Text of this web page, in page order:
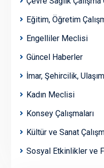
Eğitim, Öğretim
Engelliler Meclisi
Güncel Haberler
İmar, Şehircilik,
Kadın Meclisi
Konsey Çalışmaları
Kültür ve Sanat
Sosyal Etkinlikler ve